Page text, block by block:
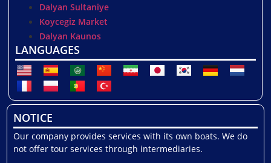
Dalyan Sultaniye
Koycegiz Market
Dalyan Kaunos
LANGUAGES
NOTICE
Our company provides services with its own boats. We do
not offer tour services through intermediaries.